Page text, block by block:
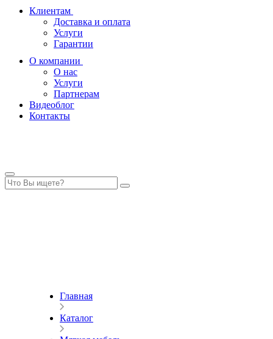
Клиентам
Доставка и оплата
Услуги
Гарантии
О компании
О нас
Услуги
Партнерам
Видеоблог
Контакты
Главная
Каталог